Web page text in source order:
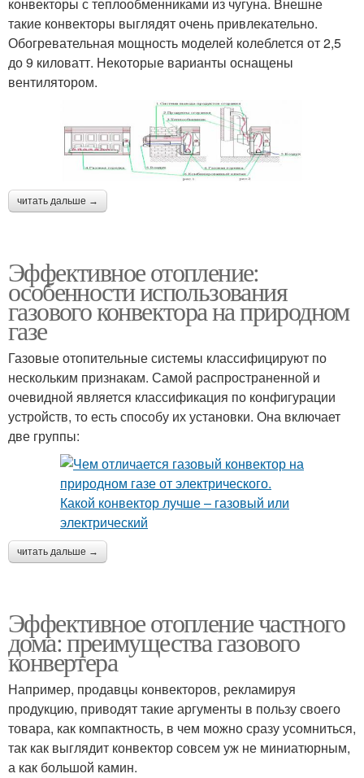
конвекторы с теплообменниками из чугуна. Внешне
такие конвекторы выглядят очень привлекательно.
Обогревательная мощность моделей колеблется от 2,5
до 9 киловатт. Некоторые варианты оснащены
вентилятором.
читать дальше →
Эффективное отопление:
особенности использования
газового конвектора на природном
газе
Газовые отопительные системы классифицируют по
нескольким признакам. Самой распространенной и
очевидной является классификация по конфигурации
устройств, то есть способу их установки. Она включает
две группы:
читать дальше →
Эффективное отопление частного
дома: преимущества газового
конвертера
Например, продавцы конвекторов, рекламируя
продукцию, приводят такие аргументы в пользу своего
товара, как компактность, в чем можно сразу усомниться,
так как выглядит конвектор совсем уж не миниатюрным,
а как большой камин.